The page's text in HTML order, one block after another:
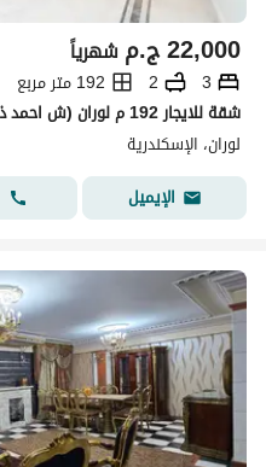
ج.م22,000 شهرياً
3
2
192 متر مربع
شقة للايجار 192 م لوران (ش احمد ذو الفقار )
لوران، الإسكندرية
الإيميل